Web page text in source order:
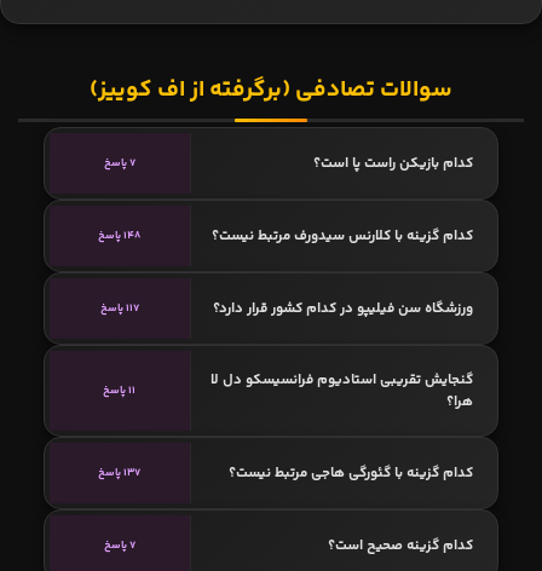
سوالات تصادفی (برگرفته از اف کوییز)
کدام بازیکن راست پا است؟ 7 پاسخ
کدام گزینه با کلارنس سیدورف مرتبط نیست؟ 148 پاسخ
ورزشگاه سن فیلیپو در کدام کشور قرار دارد؟ 117 پاسخ
گنجایش تقریبی استادیوم فرانسیسکو دل لا
هرا؟
11 پاسخ
کدام گزینه با گئورگی هاجی مرتبط نیست؟ 137 پاسخ
کدام گزینه صحیح است؟ 7 پاسخ